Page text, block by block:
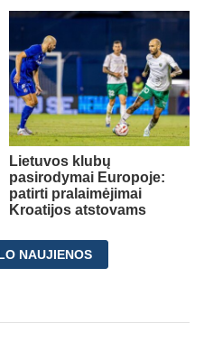
Lietuvos klubų
pasirodymai Europoje:
patirti pralaimėjimai
Kroatijos atstovams
NAUJIENOS